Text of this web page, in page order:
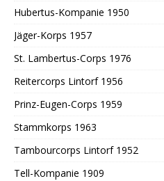
Hubertus-Kompanie 1950
Jäger-Korps 1957
St. Lambertus-Corps 1976
Reitercorps Lintorf 1956
Prinz-Eugen-Corps 1959
Stammkorps 1963
Tambourcorps Lintorf 1952
Tell-Kompanie 1909